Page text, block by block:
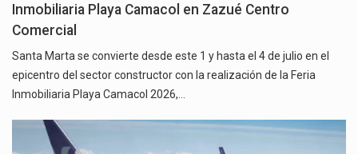
Inmobiliaria Playa Camacol en Zazué Centro
Comercial
Santa Marta se convierte desde este 1 y hasta el 4 de julio en el
epicentro del sector constructor con la realización de la Feria
Inmobiliaria Playa Camacol 2026,…